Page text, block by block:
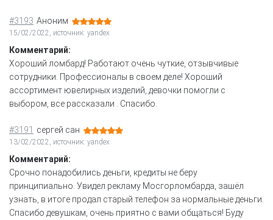
#3193 Аноним
15/02/2022, источник: yandex
Комментарий:
Хороший ломбард! Работают очень чуткие, отзывчивые
сотрудники. Профессионалы в своем деле! Хороший
ассортимент ювелирных изделий, девочки помогли с
выбором, все рассказали . Спасибо.
#3191 сергей сан
13/02/2022, источник: yandex
Комментарий:
Срочно понадобились деньги, кредиты не беру
принципиально. Увидел рекламу Мосгорломбарда, зашёл
узнать, в итоге продал старый телефон за нормальные деньги.
Спасибо девушкам, очень приятно с вами общаться! Буду